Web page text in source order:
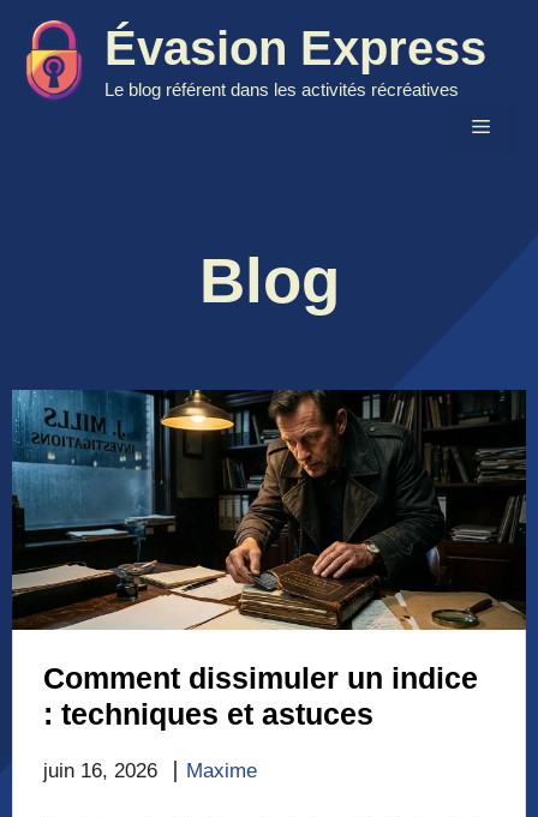
contenu
Évasion Express
Le blog référent dans les activités récréatives
Menu
Blog
Comment dissimuler un indice
: techniques et astuces
juin 16, 2026 Maxime